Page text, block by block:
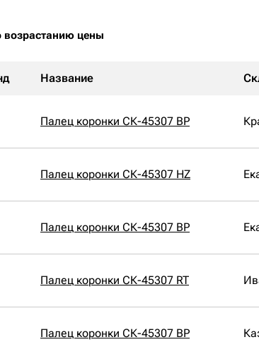
возрастанию цены
Название
Палец коронки СК-45307 BP
Палец коронки СК-45307 HZ
Палец коронки СК-45307 BP
Палец коронки СК-45307 RT
Палец коронки СК-45307 BP